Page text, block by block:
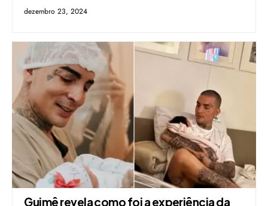
dezembro 23, 2024
Guimê revela como foi a experiência da